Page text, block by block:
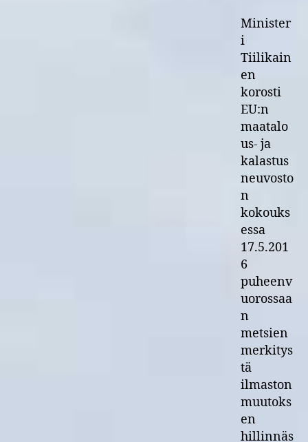
Minister
i
Tiilikain
en
korosti
EU:n
maatalo
us- ja
kalastus
neuvosto
n
kokouks
essa
17.5.201
6
puheenv
uorossaa
n
metsien
merkitys
tä
ilmaston
muutoks
en
hillinnäs